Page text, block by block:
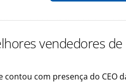
vendedores de
com presença do CEO